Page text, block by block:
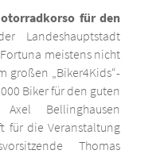
für den
Landeshauptstadt
meistens nicht
großen „Biker4Kids“-
Biker für den guten
Bellinghausen
für die Veranstaltung
Thomas